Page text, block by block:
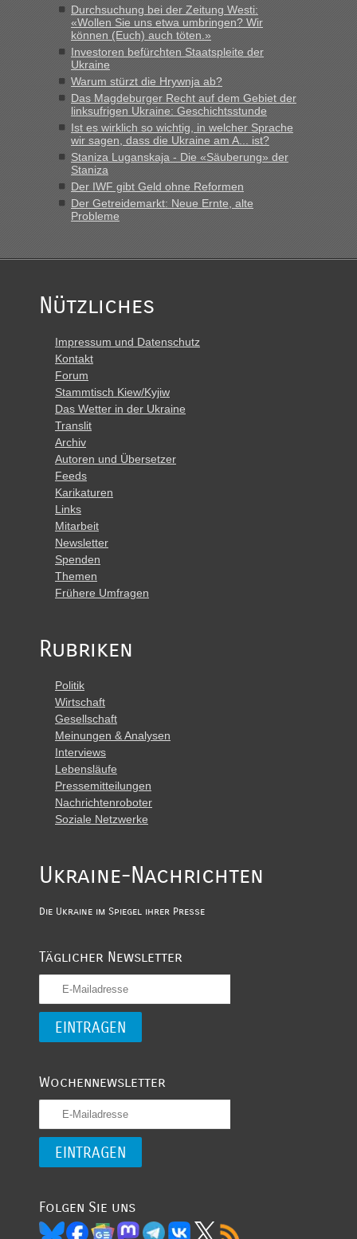
Durchsuchung bei der Zeitung Westi:
«Wollen Sie uns etwa umbringen? Wir
können (Euch) auch töten.»
Investoren befürchten Staatspleite der
Ukraine
Warum stürzt die Hrywnja ab?
Das Magdeburger Recht auf dem Gebiet der
linksufrigen Ukraine: Geschichtsstunde
Ist es wirklich so wichtig, in welcher Sprache
wir sagen, dass die Ukraine am A... ist?
Staniza Luganskaja - Die «Säuberung» der
Staniza
Der IWF gibt Geld ohne Reformen
Der Getreidemarkt: Neue Ernte, alte
Probleme
Nützliches
Impressum und Datenschutz
Kontakt
Forum
Stammtisch Kiew/Kyjiw
Das Wetter in der Ukraine
Translit
Archiv
Autoren und Übersetzer
Feeds
Karikaturen
Links
Mitarbeit
Newsletter
Spenden
Themen
Frühere Umfragen
Rubriken
Politik
Wirtschaft
Gesellschaft
Meinungen & Analysen
Interviews
Lebensläufe
Pressemitteilungen
Nachrichtenroboter
Soziale Netzwerke
Ukraine-Nachrichten
Die Ukraine im Spiegel ihrer Presse
Täglicher Newsletter
Wochennewsletter
Folgen Sie uns